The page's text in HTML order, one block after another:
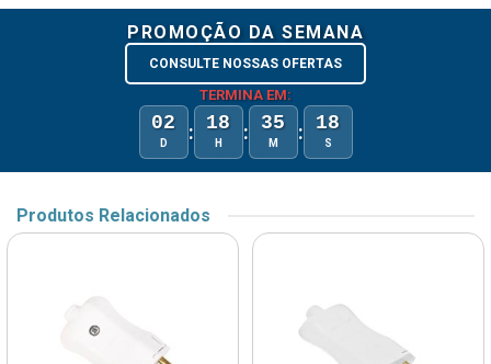
PROMOÇÃO DA SEMANA
CONSULTE NOSSAS OFERTAS
TERMINA EM:
02
D : 18
H : 35
M : 18
S
Produtos Relacionados